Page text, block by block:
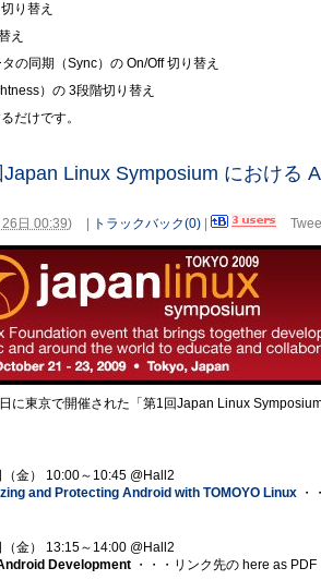
り替え
え
の同期（Sync）の On/Off 切り替え
）の 3段階切り替え
だけです。
Linux Symposium における
日 00:39) トラックバック(0)
に東京で開催された「第1回Japan Linux
金） 10:00～10:45 @Hall2
and Protecting Android with TOMOYO Linux ・
金） 13:15～14:00 @Hall2
Development ・・・リンク先の here as